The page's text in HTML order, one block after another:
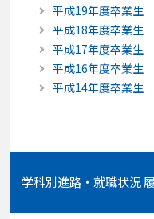
平成19年度卒業生
平成18年度卒業生
平成17年度卒業生
平成16年度卒業生
平成14年度卒業生
学科別進路・就職状況